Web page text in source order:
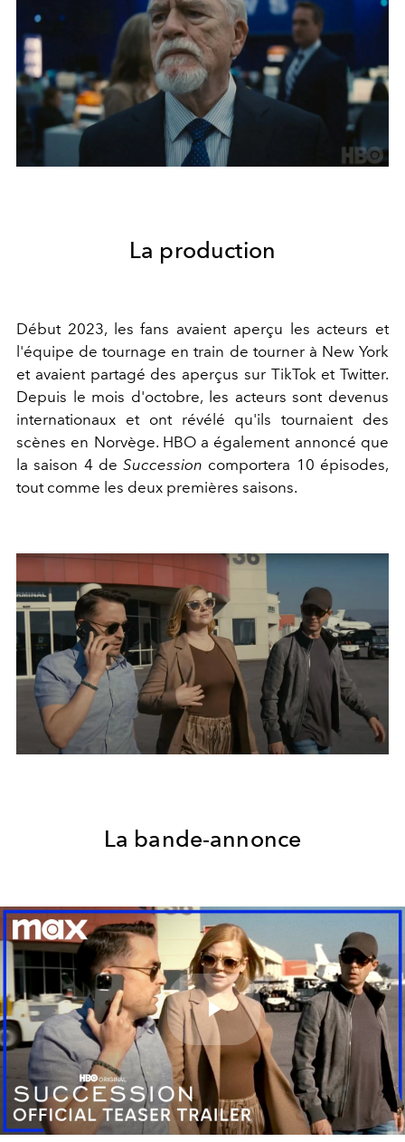
La production
Début 2023, les fans avaient aperçu les acteurs et
l'équipe de tournage en train de tourner à New York
et avaient partagé des aperçus sur TikTok et Twitter.
Depuis le mois d'octobre, les acteurs sont devenus
internationaux et ont révélé qu'ils tournaient des
scènes en Norvège. HBO a également annoncé que
la saison 4 deSuccession comportera 10 épisodes,
tout comme les deux premières saisons.
La bande-annonce
Play
Video